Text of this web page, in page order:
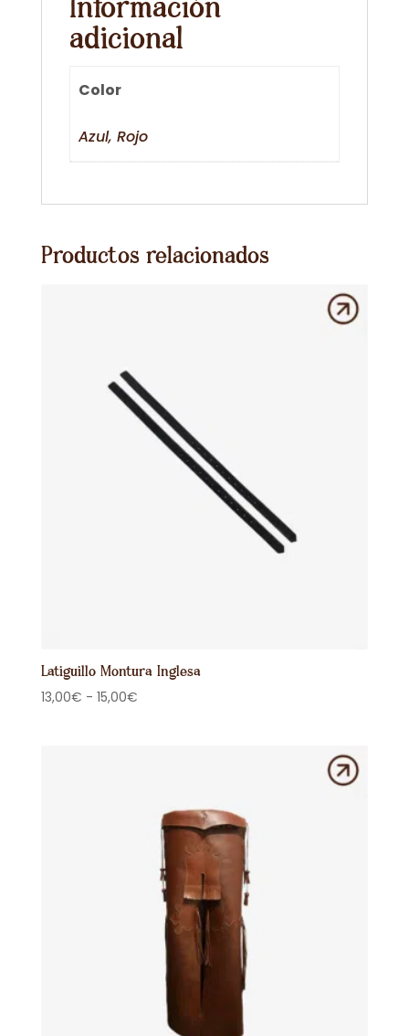
Información
adicional
Color
Azul, Rojo
Productos relacionados
Latiguillo Montura Inglesa
13,00€ - 15,00€Rango
15,00€